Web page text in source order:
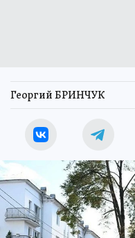
Георгий БРИНЧУК